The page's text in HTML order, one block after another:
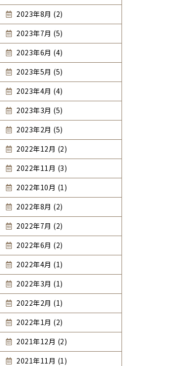
2023年8月 (2)
2023年7月 (5)
2023年6月 (4)
2023年5月 (5)
2023年4月 (4)
2023年3月 (5)
2023年2月 (5)
2022年12月 (2)
2022年11月 (3)
2022年10月 (1)
2022年8月 (2)
2022年7月 (2)
2022年6月 (2)
2022年4月 (1)
2022年3月 (1)
2022年2月 (1)
2022年1月 (2)
2021年12月 (2)
2021年11月 (1)